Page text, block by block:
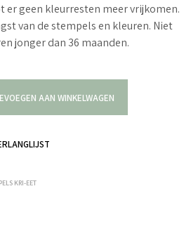
er geen kleurresten meer vrijkomen.
van de stempels en kleuren. Niet
jonger dan 36 maanden.
AAN WINKELWAGEN
KRI-EET